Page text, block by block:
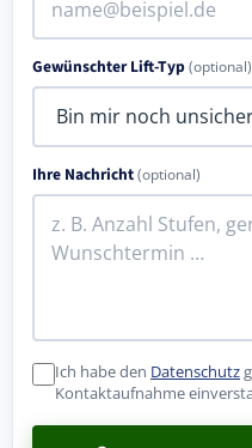
Gewünschter Lift-Typ(optional)
Ihre Nachricht(optional)
Ich habe den Datenschutz
Kontaktaufnahme